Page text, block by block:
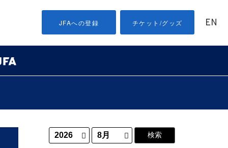
JFAへの登録 チケット/グッズ EN